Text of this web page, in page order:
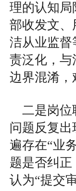
理的认知局
部收发文
洁从业监
责泛化，
边界混淆，
二是岗位
问题反复
遍存在“业
题是否纠
认为“提交